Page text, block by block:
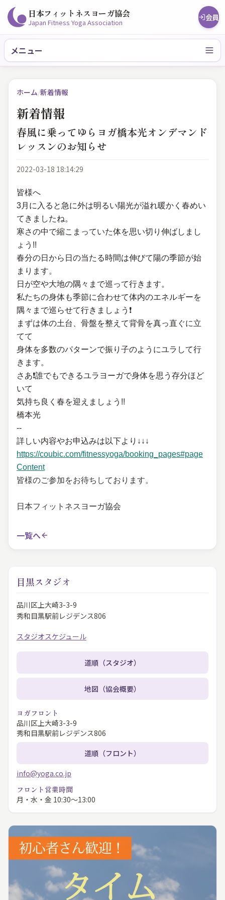
日本フィットネスヨーガ協会
Japan Fitness Yoga Association 会員
メニュー
ホーム/新着情報
新着情報
春風に乗ってゆらヨガ橋本光オンデマンド
レッスンのお知らせ
2022-03-18 18:14:29
皆様へ
3月に入ると急に外は明るい陽光が溢れ暖かく春めい
てきましたね。
寒さの中で縮こまっていた体を思い切り伸ばしまし
ょう!!
春分の日から日の当たる時間は伸びて陽の季節が始
まります。
日が空や大地の隅々まで巡って行きます。
私たちの身体も季節に合わせて体内のエネルギーを
隅々まで巡らせて行きましょう❗
まずは体の土台、骨盤を整えて背骨を真っ直ぐに立
てて
身体を多数のパターンで振り子のようにユラして行
きます。
さあ❗誰でもできるユラヨーガで身体を思う存分ほど
いて
気持ち良く春を迎えましょう!!
橋本光
--
詳しい内容やお申込みは以下より↓↓↓
https://coubic.com/fitnessyoga/booking_pages#page
Content
皆様のご参加をお待ちしております。
日本フィットネスヨーガ協会
一覧へ
目黒スタジオ
品川区上大崎3-3-9
秀和目黒駅前レジデンス806
スタジオスケジュール
道順（スタジオ）
地図（協会概要）
ヨガフロント
品川区上大崎3-3-9
秀和目黒駅前レジデンス806
道順（フロント）
info@yoga.co.jp
フロント営業時間
月・水・金 10:30〜13:00